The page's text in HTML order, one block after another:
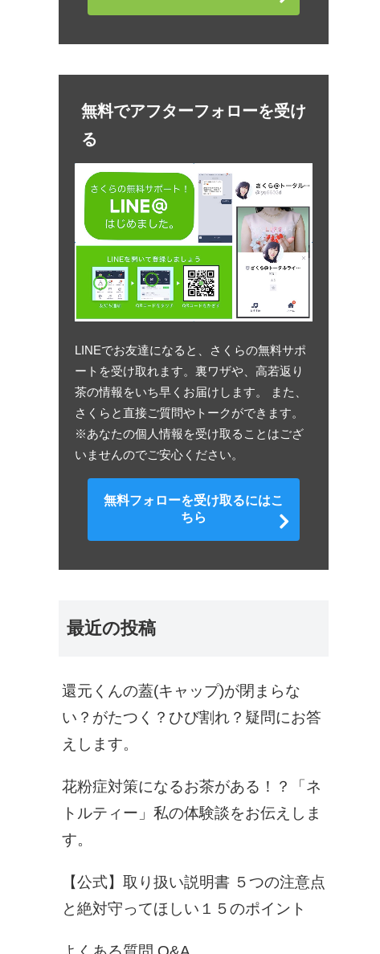
無料でアフターフォローを受け
る
LINEでお友達になると、さくらの無料サポ
ートを受け取れます。裏ワザや、高若返り
茶の情報をいち早くお届けします。 また、
さくらと直接ご質問やトークができます。
※あなたの個人情報を受け取ることはござ
いませんのでご安心ください。
無料フォローを受け取るにはこ
ちら
最近の投稿
還元くんの蓋(キャップ)が閉まらな
い？がたつく？ひび割れ？疑問にお答
えします。
花粉症対策になるお茶がある！？「ネ
トルティー」私の体験談をお伝えしま
す。
【公式】取り扱い説明書 ５つの注意点
と絶対守ってほしい１５のポイント